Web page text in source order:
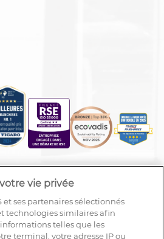
vie privée
et ses partenaires sélectionnés
technologies similaires afin
telles que les
terminal, votre adresse IP ou